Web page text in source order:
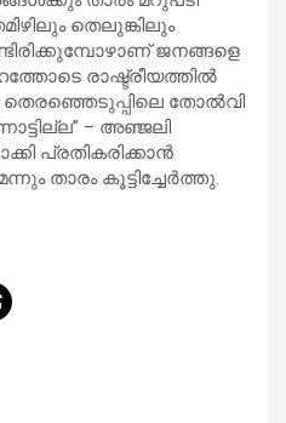
തെലുങ്കിലും
ജനങ്ങളെ
രാഷ്ട്രീയത്തിൽ
തെരഞ്ഞെടുപ്പിലെ തോൽവി
– അഞ്ജലി
പ്രതികരിക്കാൻ
താരം കൂട്ടിച്ചേർത്തു.